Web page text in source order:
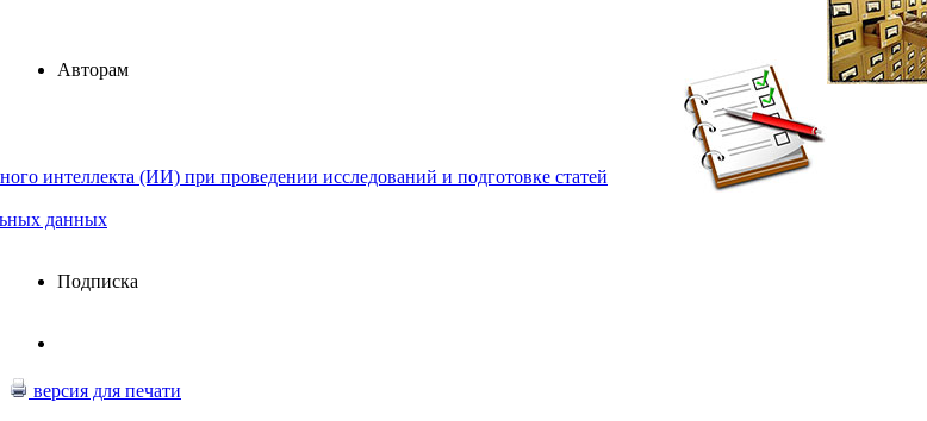
Авторам
интеллекта (ИИ) при проведении исследований и подготовке статей
данных
Подписка
версия для печати